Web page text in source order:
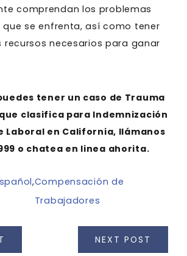
comprendan los problemas
se enfrenta, así como tener
recursos necesarios para ganar
tener un caso de Trauma
clasifica para Indemnización
Laboral en California, llámanos
o chatea en linea ahorita.
,Compensación de
Trabajadores
NEXT POST